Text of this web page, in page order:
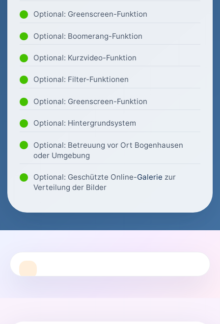
Optional: Greenscreen-Funktion
Optional: Boomerang-Funktion
Optional: Kurzvideo-Funktion
Optional: Filter-Funktionen
Optional: Greenscreen-Funktion
Optional: Hintergrundsystem
Optional: Betreuung vor Ort Bogenhausen
oder Umgebung
Optional: Geschützte Online-Galerie zur
Verteilung der Bilder